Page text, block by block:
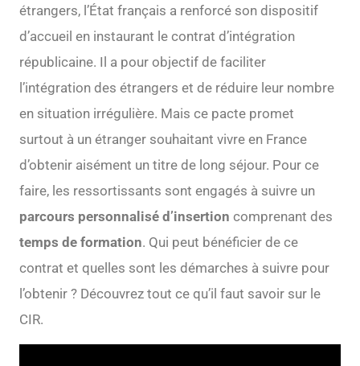
étrangers, l’État français a renforcé son dispositif
d’accueil en instaurant le contrat d’intégration
républicaine. Il a pour objectif de faciliter
l’intégration des étrangers et de réduire leur nombre
en situation irrégulière. Mais ce pacte promet
surtout à un étranger souhaitant vivre en France
d’obtenir aisément un titre de long séjour. Pour ce
faire, les ressortissants sont engagés à suivre un
parcours personnalisé d’insertion comprenant des
temps de formation. Qui peut bénéficier de ce
contrat et quelles sont les démarches à suivre pour
l’obtenir ? Découvrez tout ce qu’il faut savoir sur le
CIR.